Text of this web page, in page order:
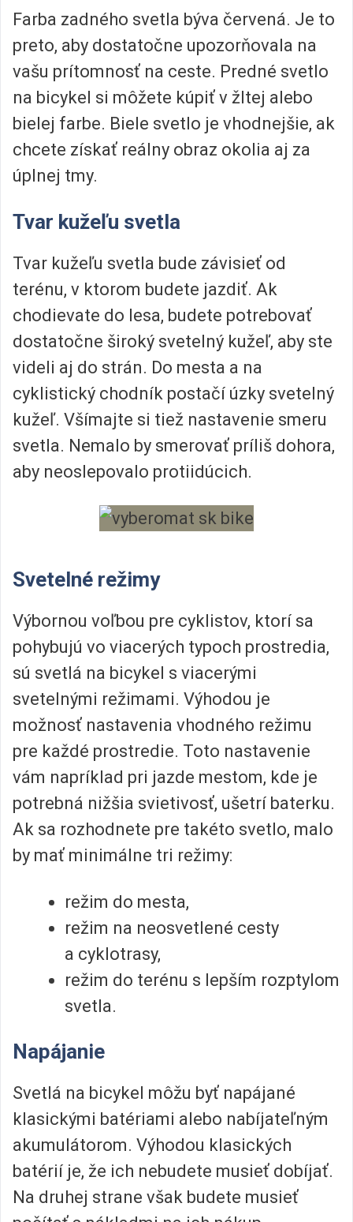
Farba zadného svetla býva červená. Je to
preto, aby dostatočne upozorňovala na
vašu prítomnosť na ceste. Predné svetlo
na bicykel si môžete kúpiť v žltej alebo
bielej farbe. Biele svetlo je vhodnejšie, ak
chcete získať reálny obraz okolia aj za
úplnej tmy.
Tvar kužeľu svetla
Tvar kužeľu svetla bude závisieť od
terénu, v ktorom budete jazdiť. Ak
chodievate do lesa, budete potrebovať
dostatočne široký svetelný kužeľ, aby ste
videli aj do strán. Do mesta a na
cyklistický chodník postačí úzky svetelný
kužeľ. Všímajte si tiež nastavenie smeru
svetla. Nemalo by smerovať príliš dohora,
aby neoslepovalo protiidúcich.
Svetelné režimy
Výbornou voľbou pre cyklistov, ktorí sa
pohybujú vo viacerých typoch prostredia,
sú svetlá na bicykel s viacerými
svetelnými režimami. Výhodou je
možnosť nastavenia vhodného režimu
pre každé prostredie. Toto nastavenie
vám napríklad pri jazde mestom, kde je
potrebná nižšia svietivosť, ušetrí baterku.
Ak sa rozhodnete pre takéto svetlo, malo
by mať minimálne tri režimy:
režim do mesta,
režim na neosvetlené cesty
a cyklotrasy,
režim do terénu s lepším rozptylom
svetla.
Napájanie
Svetlá na bicykel môžu byť napájané
klasickými batériami alebo nabíjateľným
akumulátorom. Výhodou klasických
batérií je, že ich nebudete musieť dobíjať.
Na druhej strane však budete musieť